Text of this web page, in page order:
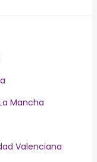
Mancha
Valenciana